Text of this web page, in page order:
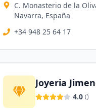
C. Monasterio de la
Navarra, España
+34 948 25 64 17
Joyeria
4.0 ()